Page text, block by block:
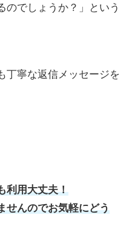
のでしょうか？」という
丁寧な返信メッセージを
利用大丈夫！
せんのでお気軽にどう